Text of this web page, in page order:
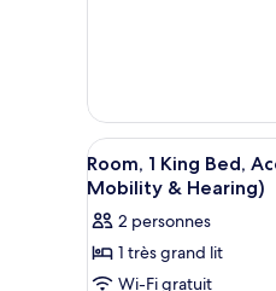
mobilité
réduite
(Hearing)
grands
lits,
accessible
aux
personnes
à
mobilité
réduite
Afficher
toutes
les
photos
pour
2
Room, 1 King Bed,
Mobility & Hearing)
2 personnes
1 très grand lit
Wi-Fi gratuit